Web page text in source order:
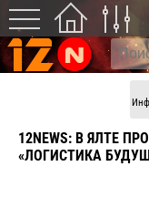
12NEWS: В ЯЛТЕ
«ЛОГИСТИКА